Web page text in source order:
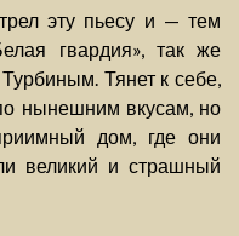
эту пьесу и — тем
гвардия», так же
Тянет к себе,
нынешним вкусам, но
дом, где они
великий и страшный